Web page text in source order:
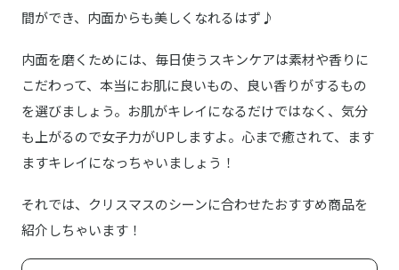
間ができ、内面からも美しくなれるはず♪
内面を磨くためには、毎日使うスキンケアは素材や香りに
こだわって、本当にお肌に良いもの、良い香りがするもの
を選びましょう。お肌がキレイになるだけではなく、気分
も上がるので女子力がUPしますよ。心まで癒されて、ます
ますキレイになっちゃいましょう！
それでは、クリスマスのシーンに合わせたおすすめ商品を
紹介しちゃいます！